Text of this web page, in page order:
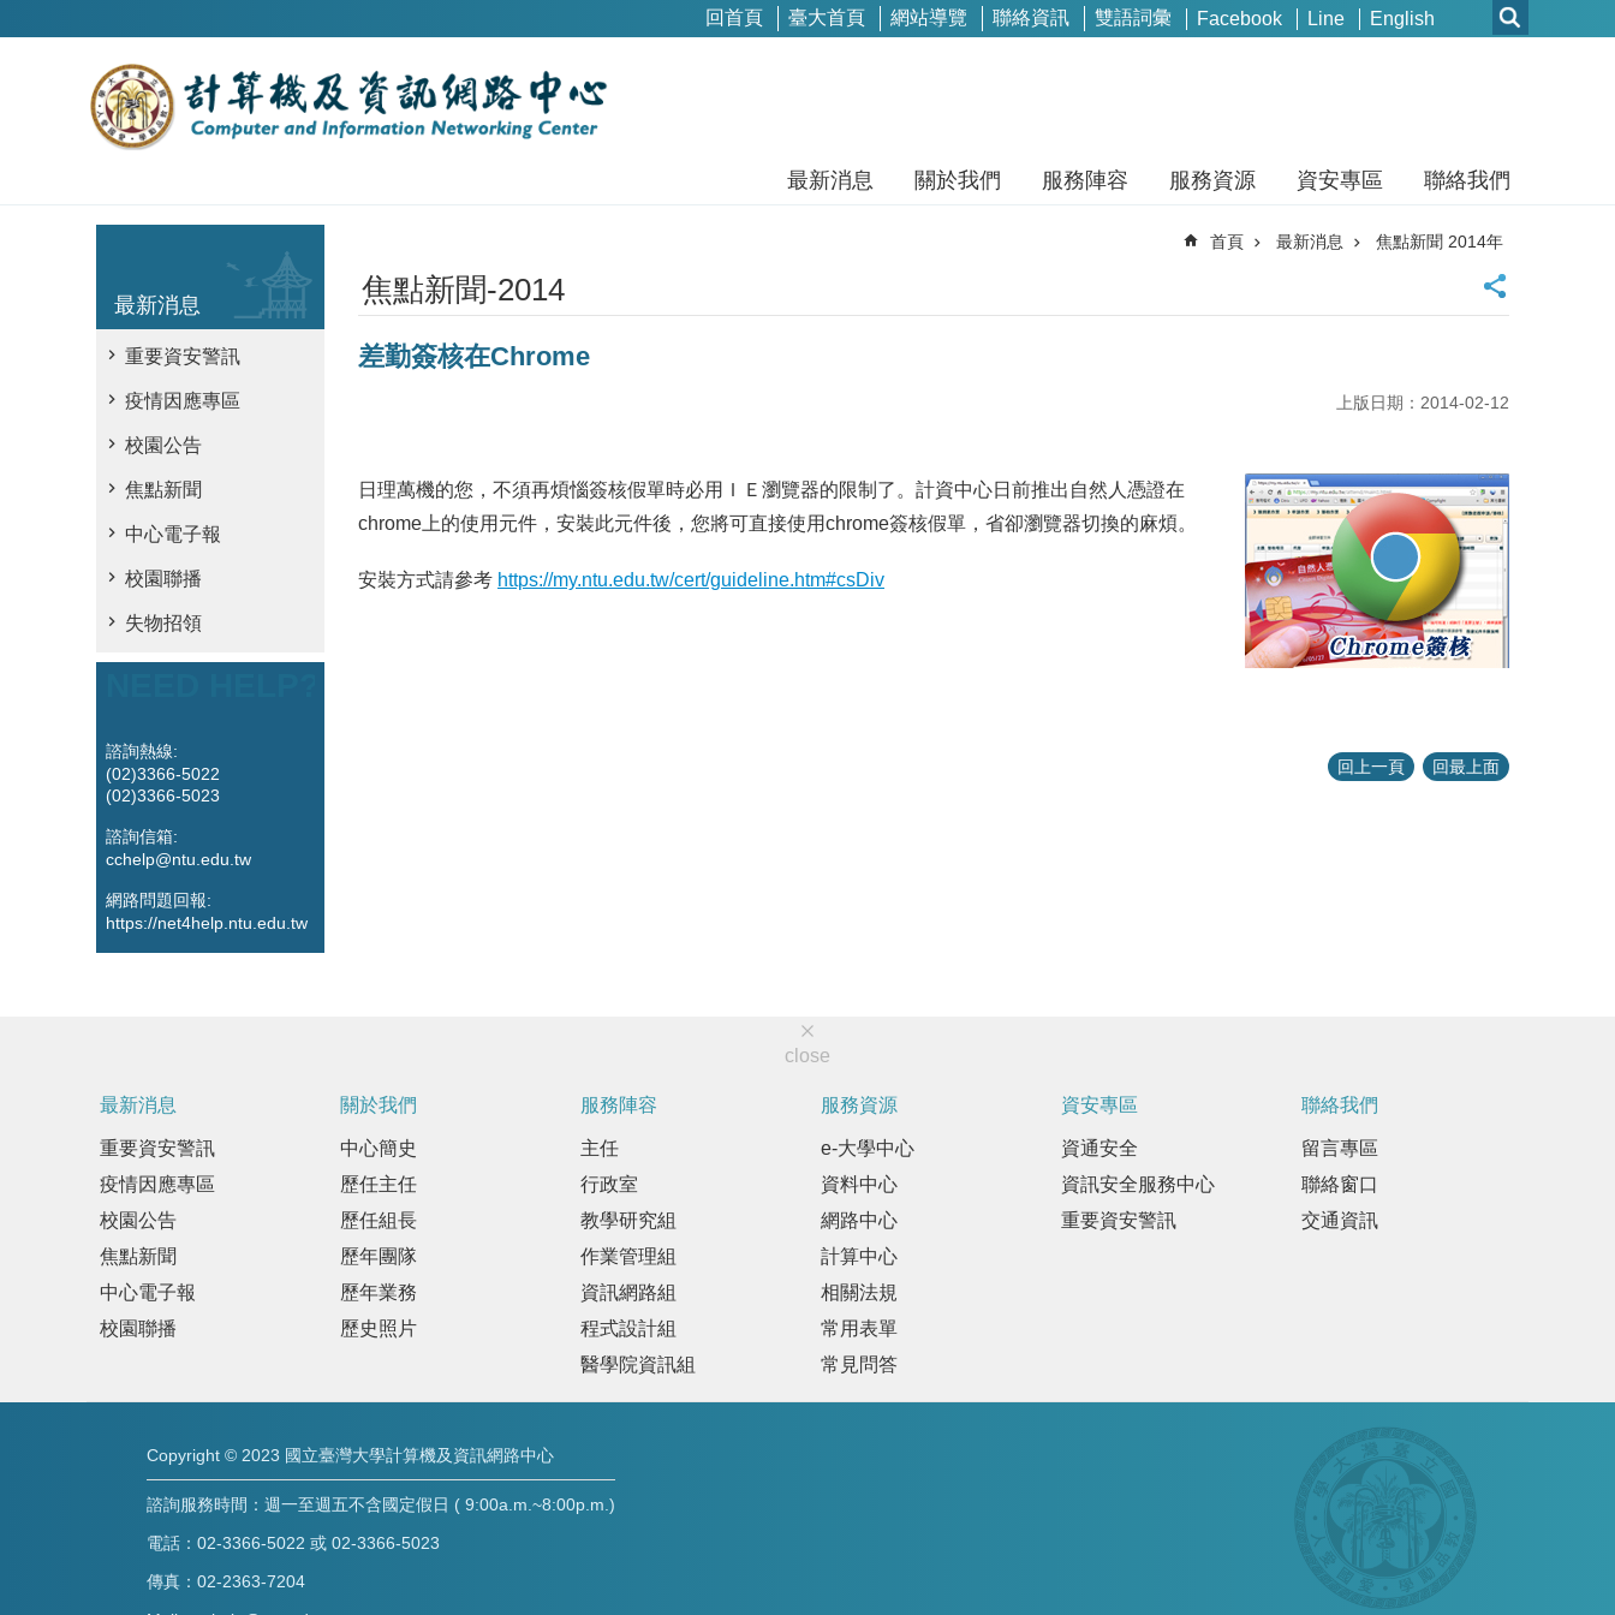
回首頁 臺大首頁 網站導覽 聯絡資訊 雙語詞彙 Facebook Line English
最新消息 關於我們 服務陣容 服務資源 資安專區 聯絡我們
最新消息
重要資安警訊
疫情因應專區
校園公告
焦點新聞
中心電子報
校園聯播
失物招領
諮詢熱線:
(02)3366-5022
(02)3366-5023
諮詢信箱:
cchelp@ntu.edu.tw
網路問題回報:
https://net4help.ntu.edu.tw
首頁 最新消息 焦點新聞 2014年
焦點新聞-2014
差勤簽核在Chrome
上版日期：2014-02-12
日理萬機的您，不須再煩惱簽核假單時必用ＩＥ瀏覽器的限制了。計資中心日前推出自然人憑證在
chrome上的使用元件，安裝此元件後，您將可直接使用chrome簽核假單，省卻瀏覽器切換的麻煩。
安裝方式請參考 https://my.ntu.edu.tw/cert/guideline.htm#csDiv
回上一頁 回最上面
close
最新消息
重要資安警訊
疫情因應專區
校園公告
焦點新聞
中心電子報
校園聯播
關於我們
中心簡史
歷任主任
歷任組長
歷年團隊
歷年業務
歷史照片
服務陣容
主任
行政室
教學研究組
作業管理組
資訊網路組
程式設計組
醫學院資訊組
服務資源
e-大學中心
資料中心
網路中心
計算中心
相關法規
常用表單
常見問答
資安專區
資通安全
資訊安全服務中心
重要資安警訊
聯絡我們
留言專區
聯絡窗口
交通資訊
Copyright © 2023 國立臺灣大學計算機及資訊網路中心
諮詢服務時間：週一至週五不含國定假日 ( 9:00a.m.~8:00p.m.)
電話：02-3366-5022 或 02-3366-5023
傳真：02-2363-7204